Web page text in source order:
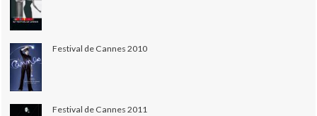
Festival de Cannes 2010
Festival de Cannes 2011